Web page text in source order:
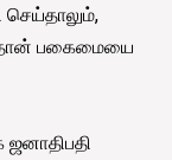
தான் பகைமையை